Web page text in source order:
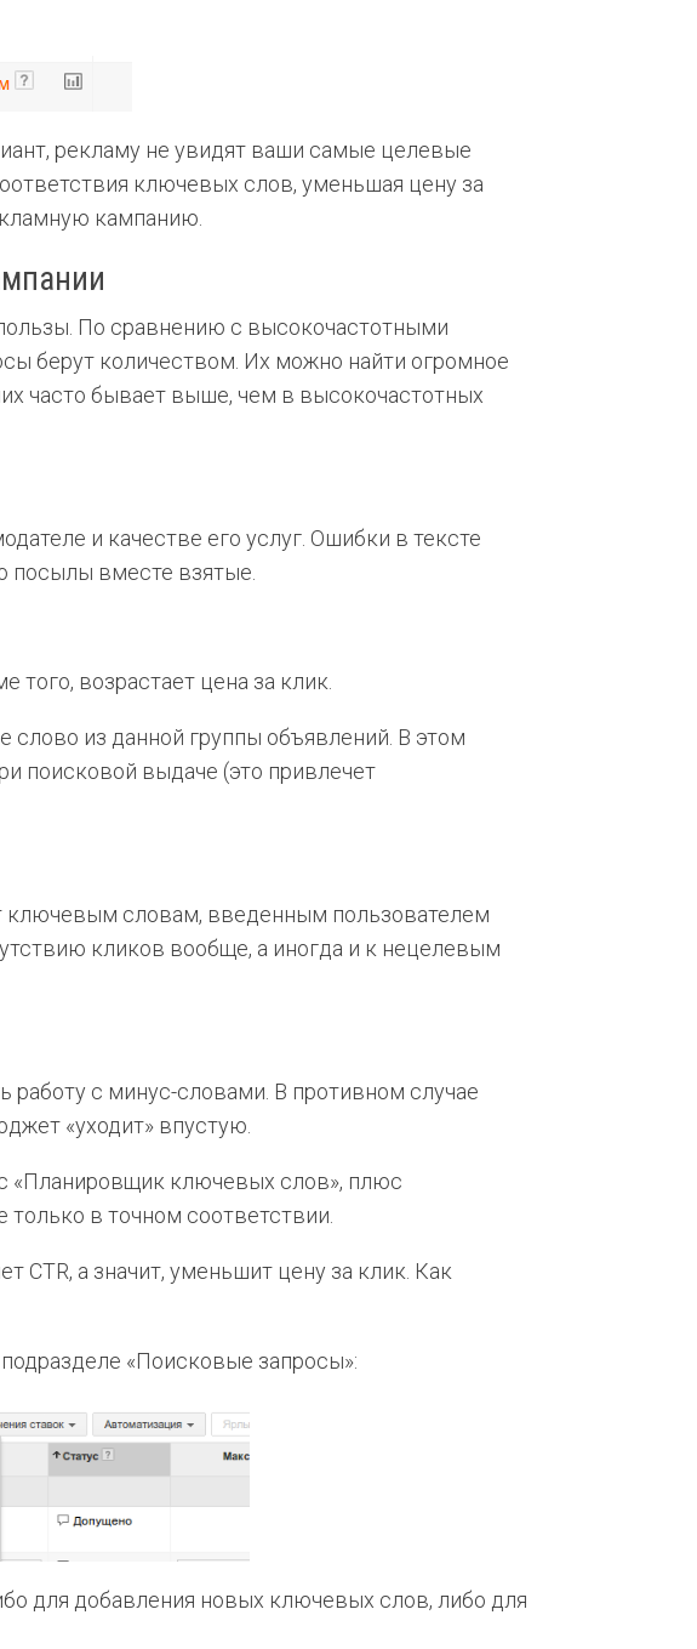
рекламу не увидят ваши самые целевые
ключевых слов, уменьшая цену за
кампанию.
По сравнению с высокочастотными
берут количеством. Их можно найти огромное
часто бывает выше, чем в высокочастотных
и качестве его услуг. Ошибки в тексте
посылы вместе взятые.
возрастает цена за клик.
из данной группы объявлений. В этом
поисковой выдаче (это привлечет
ключевым словам, введенным пользователем
кликов вообще, а иногда и к нецелевым
с минус-словами. В противном случае
«уходит» впустую.
«Планировщик ключевых слов», плюс
в точном соответствии.
CTR, а значит, уменьшит цену за клик. Как
«Поисковые запросы»:
для добавления новых ключевых слов, либо для